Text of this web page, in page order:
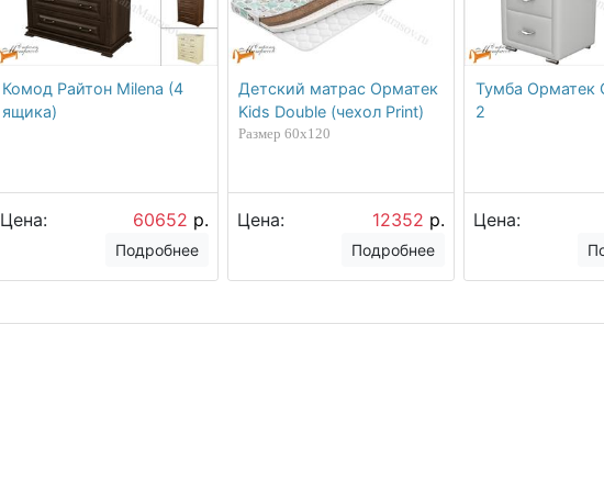
Комод Райтон Milena (4
ящика)
Цена: 60652 р.
Подробнее
Детский матрас Орматек
Kids Double (чехол Print)
Размер 60х120
Цена: 12352 р.
Подробнее
Тумба Орматек
2
Цена: